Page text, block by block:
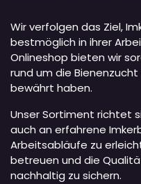
Wir verfolgen das Ziel,
bestmöglich in ihrer
Onlineshop bieten wir
rund um die Bienenzucht
bewährt haben.
Unser Sortiment richtet
auch an erfahrene
Arbeitsabläufe zu
betreuen und die
nachhaltig zu sichern.